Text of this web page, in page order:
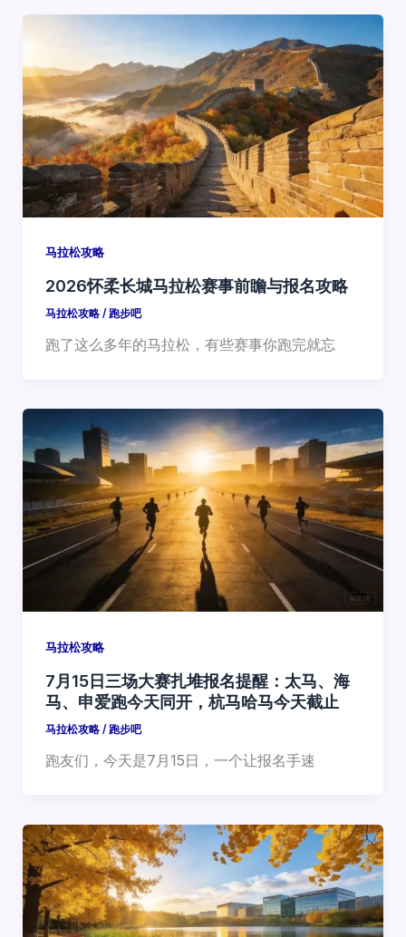
马拉松攻略
2026怀柔长城马拉松赛事前瞻与报名攻略
马拉松攻略/ 跑步吧
跑了这么多年的马拉松，有些赛事你跑完就忘
马拉松攻略
7月15日三场大赛扎堆报名提醒：太马、海
马、申爱跑今天同开，杭马哈马今天截止
马拉松攻略/ 跑步吧
跑友们，今天是7月15日，一个让报名手速